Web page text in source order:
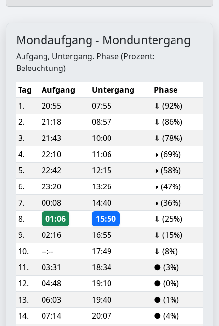
Mondaufgang - Monduntergang
Aufgang, Untergang. Phase (Prozent:
Beleuchtung)
Tag
Aufgang Untergang
Phase
1.
20:55 07:55
⇓ (92%)
2.
21:18 08:57
⇓ (86%)
3.
21:43 10:00
⇓ (78%)
4.
22:10 11:06
◑ (69%)
5.
22:42 12:15
◑ (58%)
6.
23:20 13:26
◑ (47%)
7.
00:08 14:40
◑ (36%)
8.
01:06 15:50
⇓ (25%)
9.
02:16 16:55
⇓ (15%)
10.
--:-- 17:49
⇓ (8%)
11.
03:31 18:34
● (3%)
12.
04:48 19:10
● (0%)
13.
06:03 19:40
● (1%)
14.
07:14 20:07
● (4%)